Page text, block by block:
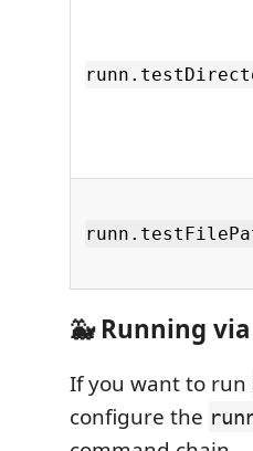
🐳 Running
If you want to run
configure the